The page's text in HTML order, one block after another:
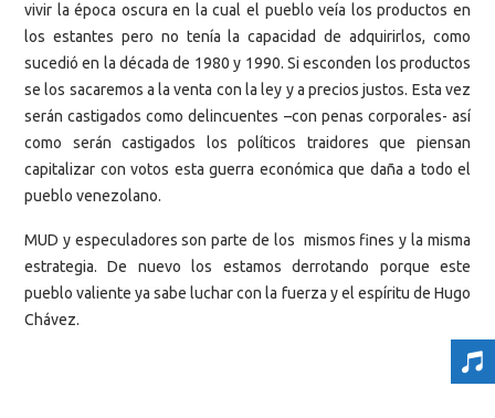
vivir la época oscura en la cual el pueblo veía los productos en
los estantes pero no tenía la capacidad de adquirirlos, como
sucedió en la década de 1980 y 1990. Si esconden los productos
se los sacaremos a la venta con la ley y a precios justos. Esta vez
serán castigados como delincuentes –con penas corporales- así
como serán castigados los políticos traidores que piensan
capitalizar con votos esta guerra económica que daña a todo el
pueblo venezolano.
MUD y especuladores son parte de los mismos fines y la misma
estrategia. De nuevo los estamos derrotando porque este
pueblo valiente ya sabe luchar con la fuerza y el espíritu de Hugo
Chávez.